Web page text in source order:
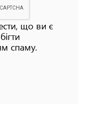
що ви є
спаму.